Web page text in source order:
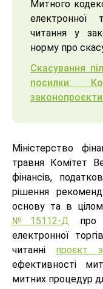
Митного
електронної
читання у
норму про
Скасування
посилки:
Міністерство
травня Комітет
фінансів,
рішення
основу та в
№15112-Д про
електронної
читанні проєкт
ефективності
митних процедур